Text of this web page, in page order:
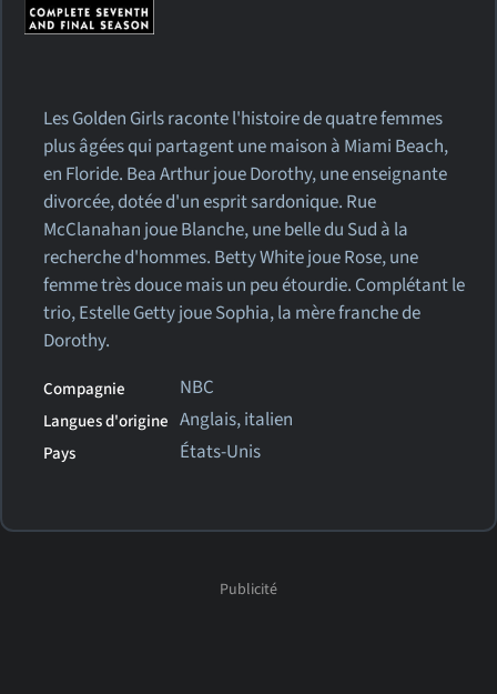
Les Golden Girls raconte l'histoire de quatre femmes
plus âgées qui partagent une maison à Miami Beach,
en Floride. Bea Arthur joue Dorothy, une enseignante
divorcée, dotée d'un esprit sardonique. Rue
McClanahan joue Blanche, une belle du Sud à la
recherche d'hommes. Betty White joue Rose, une
femme très douce mais un peu étourdie. Complétant le
trio, Estelle Getty joue Sophia, la mère franche de
Dorothy.
Compagnie NBC
Langues d'origine Anglais, italien
Pays États-Unis